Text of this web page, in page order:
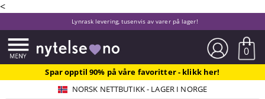
<
Lynrask levering, tusenvis av varer på lager!
0
Spar opptil 90% på våre favoritter - klikk her!
NORSK NETTBUTIKK - LAGER I NORGE